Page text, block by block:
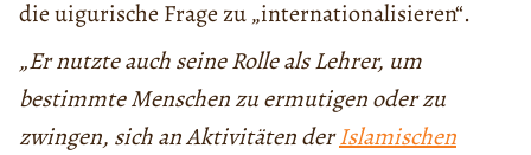
die uigurische Frage zu „internationalisieren“.
„Er nutzte auch seine Rolle als Lehrer, um
bestimmte Menschen zu ermutigen oder zu
zwingen, sich an Aktivitäten derIslamischen